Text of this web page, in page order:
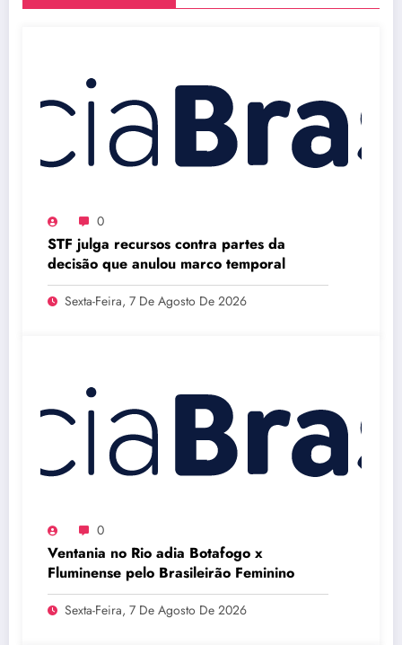
0
STF julga recursos contra partes da
decisão que anulou marco temporal
Sexta-Feira, 7 De Agosto De 2026
0
Ventania no Rio adia Botafogo x
Fluminense pelo Brasileirão Feminino
Sexta-Feira, 7 De Agosto De 2026